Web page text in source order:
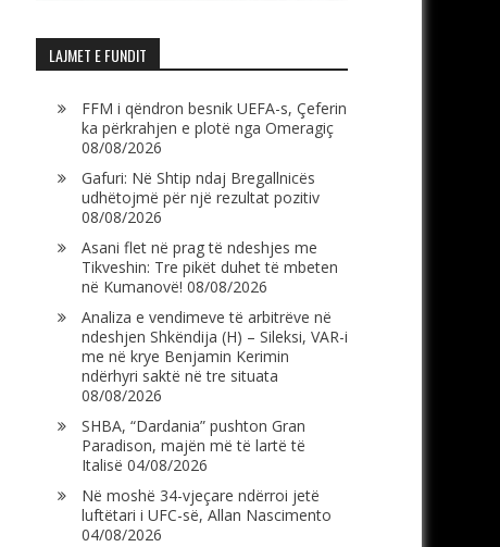
LAJMET E FUNDIT
FFM i qëndron besnik UEFA-s, Çeferin
ka përkrahjen e plotë nga Omeragiç
08/08/2026
Gafuri: Në Shtip ndaj Bregallnicës
udhëtojmë për një rezultat pozitiv
08/08/2026
Asani flet në prag të ndeshjes me
Tikveshin: Tre pikët duhet të mbeten
në Kumanovë! 08/08/2026
Analiza e vendimeve të arbitrëve në
ndeshjen Shkëndija (H) – Sileksi, VAR-i
me në krye Benjamin Kerimin
ndërhyri saktë në tre situata
08/08/2026
SHBA, “Dardania” pushton Gran
Paradison, majën më të lartë të
Italisë 04/08/2026
Në moshë 34-vjeçare ndërroi jetë
luftëtari i UFC-së, Allan Nascimento
04/08/2026